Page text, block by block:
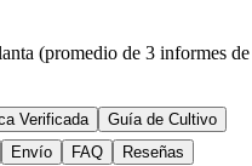
(promedio de 3 informes de
Verificada
Guía de Cultivo
Envío FAQ Reseñas